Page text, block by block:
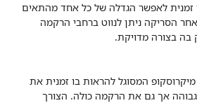
זמנית לאפשר הגדלה של כל אחד מהתאים
רקמה פי 400. לאחר הסריקה ניתן לנווט ברחבי הרקמה
בה בצורה מדויקת.
המסוגל להראות בו זמנית את
גבוהה אך גם את הרקמה כולה. הצורך